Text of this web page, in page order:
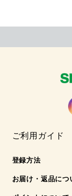
ご利用ガイド
登録方法
お届け・返品につ